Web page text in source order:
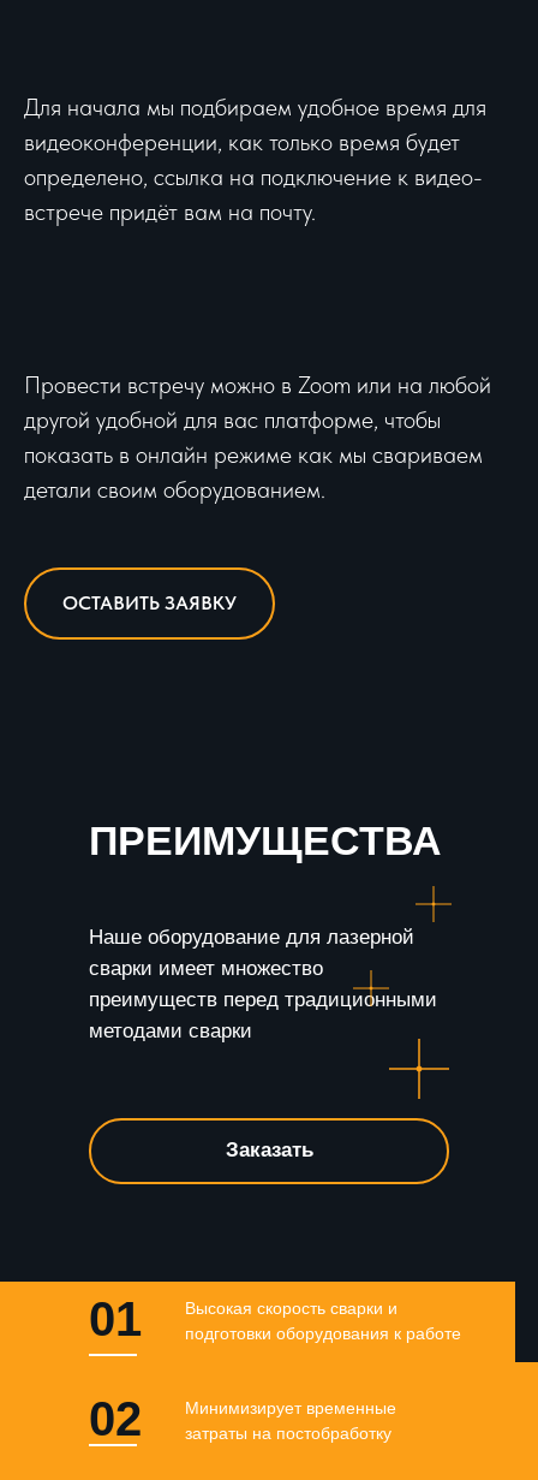
Для начала мы подбираем удобное время для
видеоконференции, как только время будет
определено, ссылка на подключение к видео-
встрече придёт вам на почту.
Провести встречу можно в Zoom или на любой
другой удобной для вас платформе, чтобы
показать в онлайн режиме как мы свариваем
детали своим оборудованием.
ОСТАВИТЬ ЗАЯВКУ
ПРЕИМУЩЕСТВА
Наше оборудование для лазерной
сварки имеет множество
преимуществ перед традиционными
методами сварки
Высокая скорость сварки и
подготовки оборудования к работе
Минимизирует временные
затраты на постобработку
Заказать
01
02